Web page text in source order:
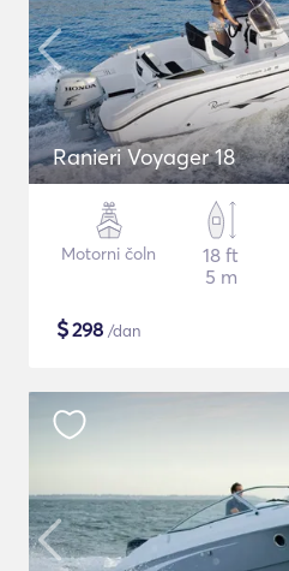
Ranieri Voyager 18
Motorni čoln
18 ft
5 m
$298 /dan